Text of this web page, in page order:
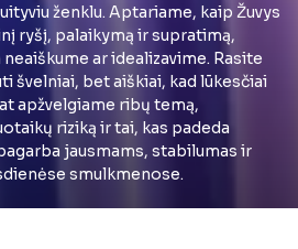
ženklu. Aptariame, kaip Žuvys
ryšį, palaikymą ir supratimą,
ar idealizavime. Rasite
švelniai, bet aiškiai, kad lūkesčiai
apžvelgiame ribų temą,
riziką ir tai, kas padeda
jausmams, stabilumas ir
smulkmenose.